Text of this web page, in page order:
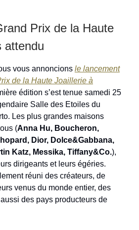
Prix de la Haute
attendu
vous annoncions le lancement
de la Haute Joaillerie à
édition s’est tenue samedi 25
Salle des Etoiles du
Les plus grandes maisons
(Anna Hu, Boucheron,
Dior, Dolce&Gabbana,
Katz, Messika, Tiffany&Co.),
dirigeants et leurs égéries.
réuni des créateurs, de
venus du monde entier, des
des pays producteurs de